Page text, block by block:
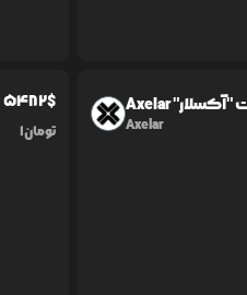
5482$
1تومان
Axelar در زبان فارسی به صورت "آکسلار"
Axelar